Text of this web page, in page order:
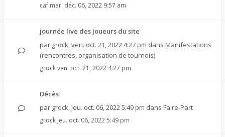
caf mar. déc. 06, 2022 9:57 am
journée live des joueurs du site
par grock,ven. oct. 21, 2022 4:27 pm dans Manifestations
(rencontres, organisation de tournois)
grockven. oct. 21, 2022 4:27 pm
Décès
par grock, jeu. oct. 06, 2022 5:49 pm dans Faire-Part
grock jeu. oct. 06, 2022 5:49 pm